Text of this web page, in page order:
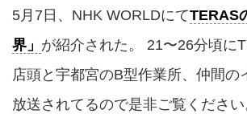
5月7日、NHK WORLDにてTERAS
界」 が紹介された。 21〜26分頃に
店頭と宇都宮のB型作業所、仲間の
放送されてるので是非ご覧くださ